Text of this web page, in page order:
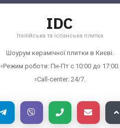
IDC
Італійська та іспанська плитка
Шоурум керамічної плитки в Києві.
▫️Режим роботи: Пн-Пт с 10:00 до 17:00.
▫️Call-center: 24/7.